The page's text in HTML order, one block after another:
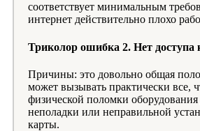
соответствует минимальным
интернет действительно плохо
Триколор ошибка 2. Нет доступа
Причины: это довольно общая
может вызывать практически все,
физической поломки
неполадки или неправильной
карты.